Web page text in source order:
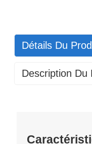
Détails Du
Description Du